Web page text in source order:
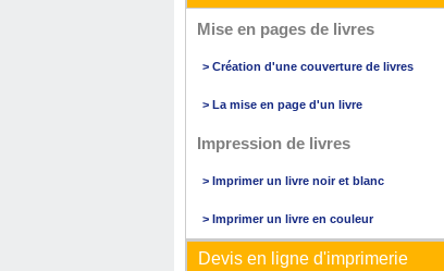
Mise en pages de livres
> Création d'une couverture de livres
> La mise en page d'un livre
Impression de livres
> Imprimer un livre noir et blanc
> Imprimer un livre en couleur
Devis en ligne d'imprimerie